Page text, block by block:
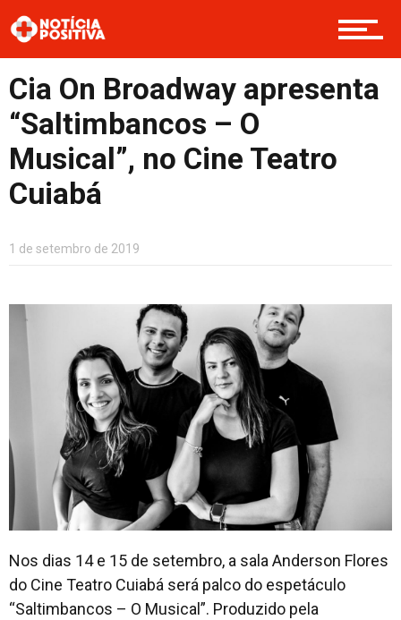
Opinião
Cultura
Entretenimento
Cia On Broadway apresenta
“Saltimbancos – O
Musical”, no Cine Teatro
Cuiabá
1 de setembro de 2019
Nos dias 14 e 15 de setembro, a sala Anderson Flores
do Cine Teatro Cuiabá será palco do espetáculo
“Saltimbancos – O Musical”. Produzido pela